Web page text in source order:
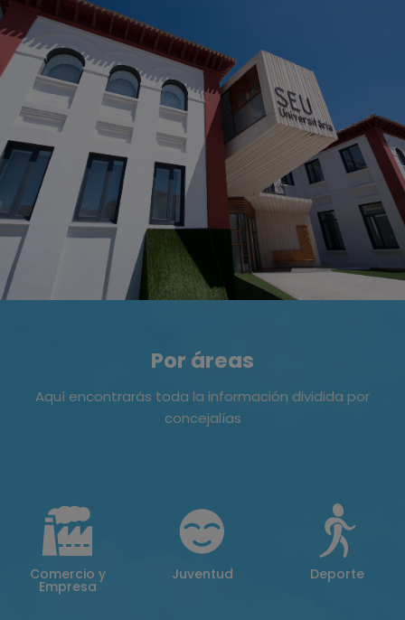
Por áreas
Aquí encontrarás toda la información dividida por
concejalías
Comercio y
Empresa
Juventud Deporte